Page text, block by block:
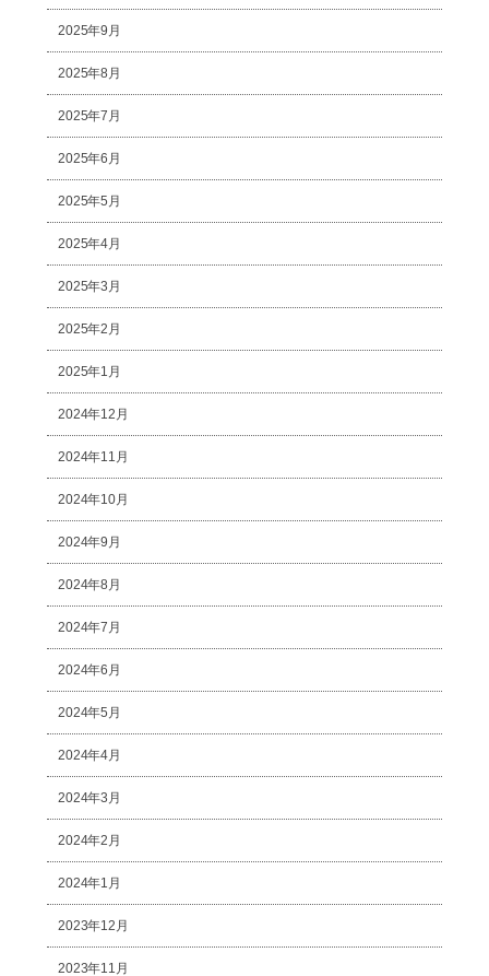
2025年9月
2025年8月
2025年7月
2025年6月
2025年5月
2025年4月
2025年3月
2025年2月
2025年1月
2024年12月
2024年11月
2024年10月
2024年9月
2024年8月
2024年7月
2024年6月
2024年5月
2024年4月
2024年3月
2024年2月
2024年1月
2023年12月
2023年11月